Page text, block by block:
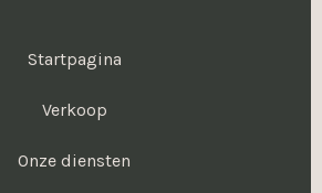
Startpagina
Verkoop
Onze diensten